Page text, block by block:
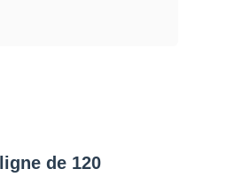
de 120